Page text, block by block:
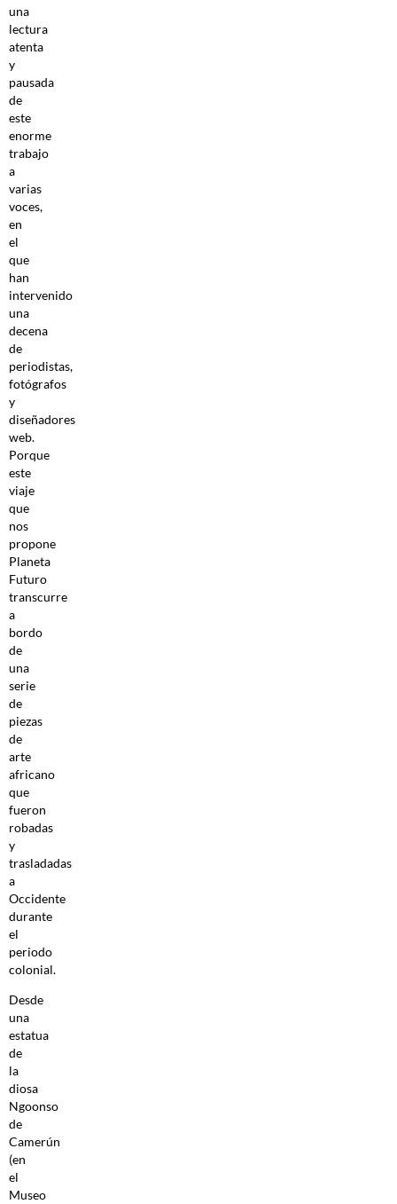
una
lectura
atenta
y
pausada
de
este
enorme
trabajo
a
varias
voces,
en
el
que
han
intervenido
una
decena
de
periodistas,
fotógrafos
y
diseñadores
web.
Porque
este
viaje
que
nos
propone
Planeta
Futuro
transcurre
a
bordo
de
una
serie
de
piezas
de
arte
africano
que
fueron
robadas
y
trasladadas
a
Occidente
durante
el
periodo
colonial.
Desde
una
estatua
de
la
diosa
Ngoonso
de
Camerún
(en
el
Museo